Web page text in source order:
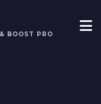
BOOST PRO